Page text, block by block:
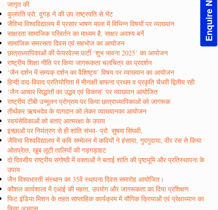
Enquire Now!
जागृत की
कुलपति प्रो. दूगड़ ने की उप राष्ट्रपति से भेंट
जैविभा विश्वविद्यालय में प्रसार भाषण माला में विभिन्न विषयों पर व्याख्यान
साक्षरता सामाजिक परिवर्तन का माध्यम है, साक्षर अवश्य बनें
सामाजिक समरसता दिवस एवं सहभोज का आयोजन
छात्राध्यापिकाओं की फेयरवेल्स पार्टी ‘शुभ भावना 2025’ का आयोजन
राष्ट्रीय शिक्षा नीति पर किया जागरूकता चलचित्र का प्रदर्शन
‘जैन दर्शन में सम्यक् दर्शन का वैशिष्ट्य’ विषय पर व्याख्यान का आयोजन
हिन्दी वाद-विवाद प्रतियोगिता में मीनाक्षी बाफना प्रथम व प्रकृति चैधरी द्वितीय रही
‘जैन आचार सिद्धांतों का उद्भव एवं विकास’ पर व्याख्यान आयोजित
राष्ट्रीय टीबी उन्मूलन प्रोग्राम पर किया छात्राध्यापिकाओं को जागरूक
तीर्थंकर ऋषभदेव के यागदान को लेकर व्याख्यानका आयोजन
स्वयंसेविकाओं को बताए आत्मरक्षा के उपाय
इच्छाओं पर नियंत्रण से ही शांति संभव- प्रो. सुषमा सिंघवी,
जैविभा विश्वविद्यालय में कवि सम्मेलन में कवियों ने हंसाया, गुदगुदाया, वीर रस से किया
ओतप्रेात, खूब लूटी तालियों की गड़गड़ाहट
दो दिवसीय राष्ट्रीय संगोष्ठी में वक्ताओं ने बताई शांति की पृष्ठभूमि और प्रतिस्थापना के
उपाय
जैन विश्वभारती संस्थान का 35वें स्थापना दिवस समारोह आयोजित।
कौशल कार्यशाला में एआई की महता, उपयोग और जागरूकता का दिया प्रशिक्षण
फिट इंडिया मिशन के तहत साप्ताहिक कार्यक्रम में यौगिक क्रियाओं एवं प्रेक्षाध्यान का